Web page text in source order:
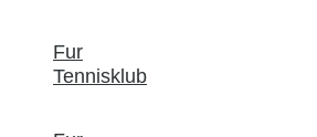
Fur
Tennisklub